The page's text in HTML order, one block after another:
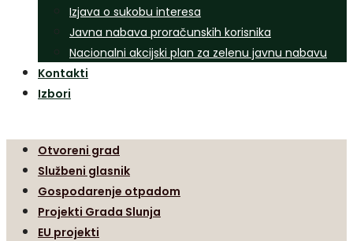
Izjava o sukobu interesa
Javna nabava proračunskih korisnika
Nacionalni akcijski plan za zelenu javnu nabavu
Kontakti
Izbori
Otvoreni grad
Službeni glasnik
Gospodarenje otpadom
Projekti Grada Slunja
EU projekti